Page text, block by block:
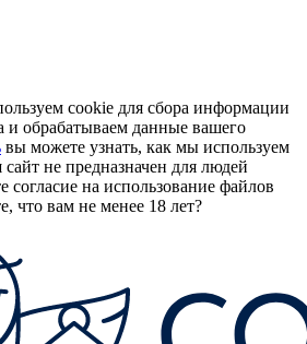
cookie для сбора информации
и обрабатываем данные вашего
вы можете узнать, как мы используем
не предназначен для людей
согласие на использование файлов
что вам не менее 18 лет?